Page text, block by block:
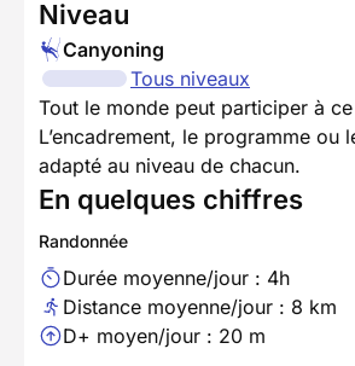
Niveau
Canyoning
Tous niveaux
Tout le monde peut participer à
L’encadrement, le programme ou
adapté au niveau de chacun.
En quelques chiffres
Randonnée
Durée moyenne/jour : 4h
Distance moyenne/jour : 8 km
D+ moyen/jour : 20 m